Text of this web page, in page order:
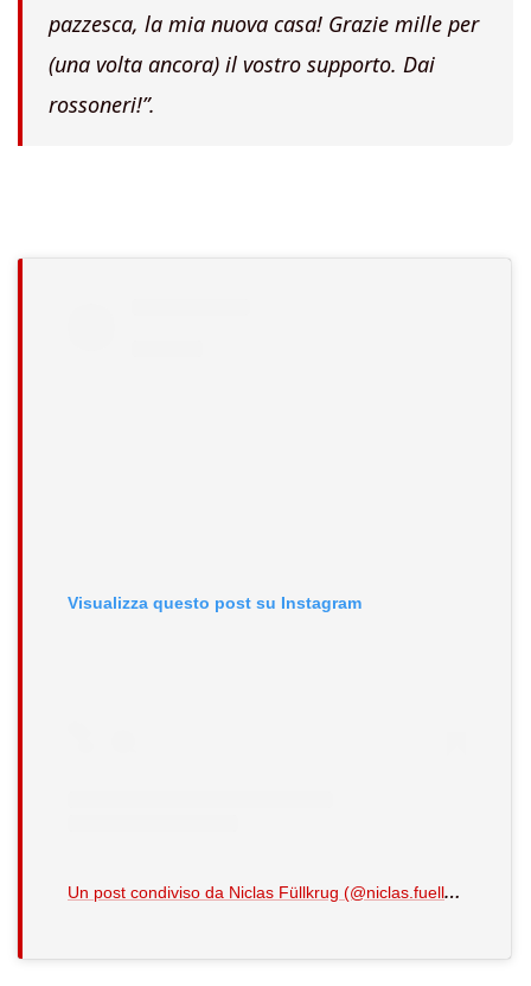
pazzesca, la mia nuova casa! Grazie mille per
(una volta ancora) il vostro supporto. Dai
rossoneri!”.
Visualizza questo post su Instagram
U
n post condiviso da Niclas Füllkrug (@niclas.fuellkrug24)